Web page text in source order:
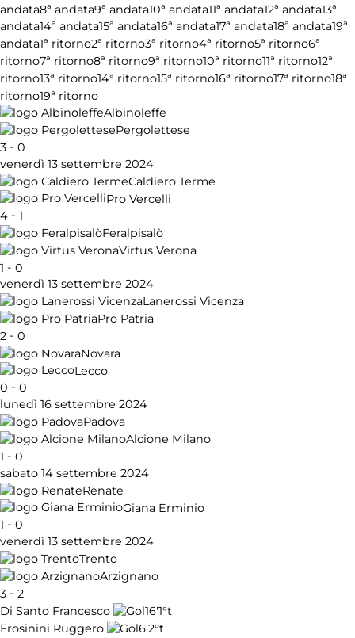
andata8ª andata9ª andata10ª andata11ª andata12ª andata13ª
andata14ª andata15ª andata16ª andata17ª andata18ª andata19ª
andata1ª ritorno2ª ritorno3ª ritorno4ª ritorno5ª ritorno6ª
ritorno7ª ritorno8ª ritorno9ª ritorno10ª ritorno11ª ritorno12ª
ritorno13ª ritorno14ª ritorno15ª ritorno16ª ritorno17ª ritorno18ª
ritorno19ª ritorno
Albinoleffe
Pergolettese
3 - 0
venerdì 13 settembre 2024
Caldiero Terme
Pro Vercelli
4 - 1
Feralpisalò
Virtus Verona
1 - 0
venerdì 13 settembre 2024
Lanerossi Vicenza
Pro Patria
2 - 0
Novara
Lecco
0 - 0
lunedì 16 settembre 2024
Padova
Alcione Milano
1 - 0
sabato 14 settembre 2024
Renate
Giana Erminio
1 - 0
venerdì 13 settembre 2024
Trento
Arzignano
3 - 2
Di Santo Francesco
16'1°t
Frosinini Ruggero
6'2°t